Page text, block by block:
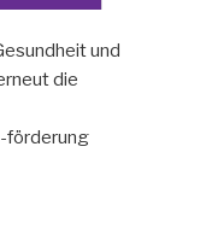
und
die
förderung